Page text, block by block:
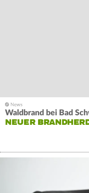
Waldbrand bei Bad
NEUER